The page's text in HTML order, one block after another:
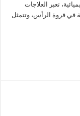
تعبر العلاجات
في فروة الرأس، وتتمثل